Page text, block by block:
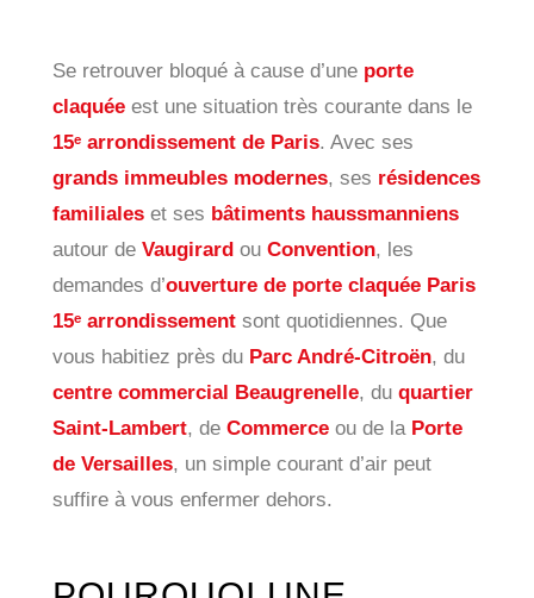
Se retrouver bloqué à cause d’une porte
claquéeest une situation très courante dans le
15ᵉ arrondissement de Paris. Avec ses
grands immeubles modernes, ses résidences
familialeset ses bâtiments haussmanniens
autour de Vaugirard ou Convention, les
demandes d’ouverture de porte claquée Paris
15ᵉ arrondissementsont quotidiennes. Que
vous habitiez près du Parc André-Citroën, du
centre commercial Beaugrenelle, du quartier
Saint-Lambert, de Commerceou de la Porte
de Versailles, un simple courant d’air peut
suffire à vous enfermer dehors.